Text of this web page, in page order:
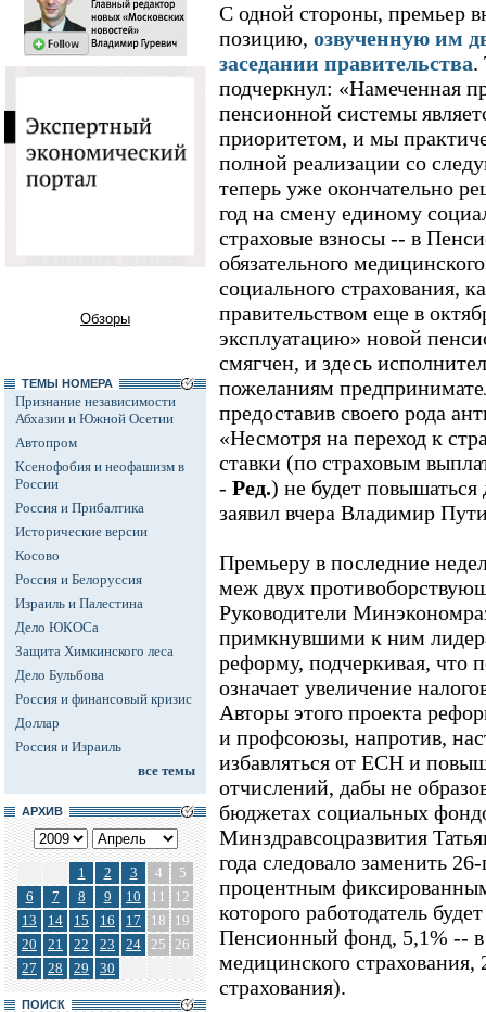
Обзоры
ТЕМЫ НОМЕРА
Признание независимости
Абхазии и Южной Осетии
Автопром
Ксенофобия и неофашизм в
России
Россия и Прибалтика
Исторические версии
Косово
Россия и Белоруссия
Израиль и Палестина
Дело ЮКОСа
Защита Химкинского леса
Дело Бульбова
Россия и финансовый кризис
Доллар
Россия и Израиль
все темы
АРХИВ
1 2 3 4
5
6
7 8 9 10 11
12
13
14 15 16 17 18
19
20
21 22 23 24 25 26
27
28 29 30
ПОИСК
С одной стороны, премьер
позицию, озвученную им
заседании правительства.
подчеркнул: «Намеченная
пенсионной системы
приоритетом, и мы
полной реализации со
теперь уже окончательно
год на смену единому
страховые взносы -- в
обязательного
социального страхования,
правительством еще в
эксплуатацию» новой
смягчен, и здесь
пожеланиям
предоставив своего рода
«Несмотря на переход к
ставки (по страховым
- Ред.) не будет повышаться
заявил вчера Владимир
Премьеру в последние
меж двух
Руководители
примкнувшими к ним
реформу, подчеркивая, что
означает увеличение
Авторы этого проекта
и профсоюзы, напротив,
избавляться от ЕСН и
отчислений, дабы не
бюджетах социальных
Минздравсоцразвития
года следовало заменить
процентным
которого работодатель
Пенсионный фонд, 5,1% -- в
медицинского
страхования).